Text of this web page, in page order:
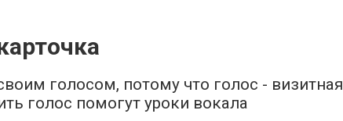
голосом, потому что голос - визитная
голос помогут уроки вокала